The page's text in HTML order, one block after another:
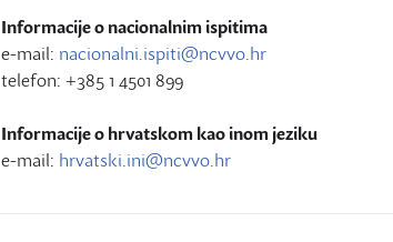
Informacije o nacionalnim ispitima
e-mail: nacionalni.ispiti@ncvvo.hr
telefon: +385 1 4501 899
Informacije o hrvatskom kao inom jeziku
e-mail: hrvatski.ini@ncvvo.hr